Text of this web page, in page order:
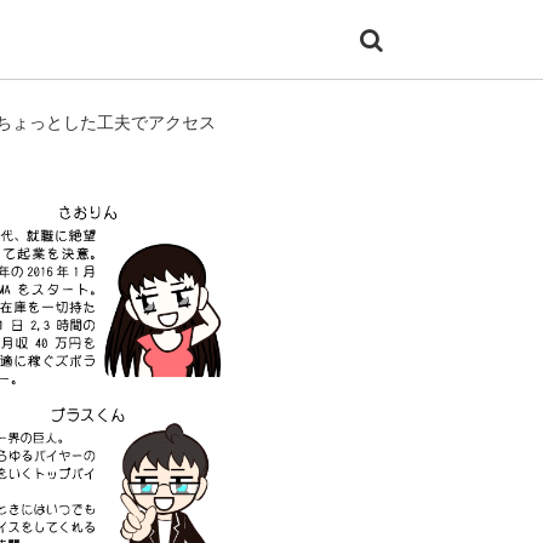
ょっとした工夫でアクセス